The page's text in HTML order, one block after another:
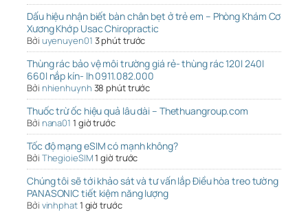
Dấu hiệu nhận biết bàn chân bẹt ở trẻ em – Phòng Khám Cơ
Xương Khớp Usac Chiropractic
Bởi uyenuyen01 3 phút trước
Thùng rác bảo vệ môi trường giá rẻ- thùng rác 120l 240l
660l nắp kín- lh 0911.082.000
Bởi nhienhuynh 38 phút trước
Thuốc trừ ốc hiệu quả lâu dài – Thethuangroup.com
Bởi nana01 1 giờ trước
Tốc độ mạng eSIM có mạnh không?
Bởi ThegioieSIM1 giờ trước
Chúng tôi sẽ tới khảo sát và tư vấn lắp Điều hòa treo tường
PANASONIC tiết kiệm năng lượng
Bởi vinhphat1 giờ trước